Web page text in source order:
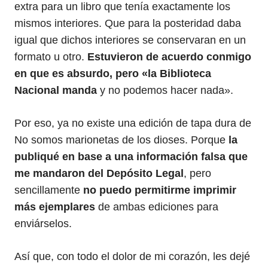
extra para un libro que tenía exactamente los
mismos interiores. Que para la posteridad daba
igual que dichos interiores se conservaran en un
formato u otro. Estuvieron de acuerdo conmigo
en que es absurdo, pero «la Biblioteca
Nacional manda y no podemos hacer nada».
Por eso, ya no existe una edición de tapa dura de
No somos marionetas de los dioses. Porque la
publiqué en base a una información falsa que
me mandaron del Depósito Legal , pero
sencillamente no puedo permitirme imprimir
más ejemplares de ambas ediciones para
enviárselos.
Así que, con todo el dolor de mi corazón, les dejé